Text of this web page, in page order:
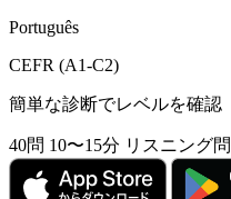
Português
CEFR (A1-C2)
簡単な診断でレベルを確認
40問 10〜15分 リスニング